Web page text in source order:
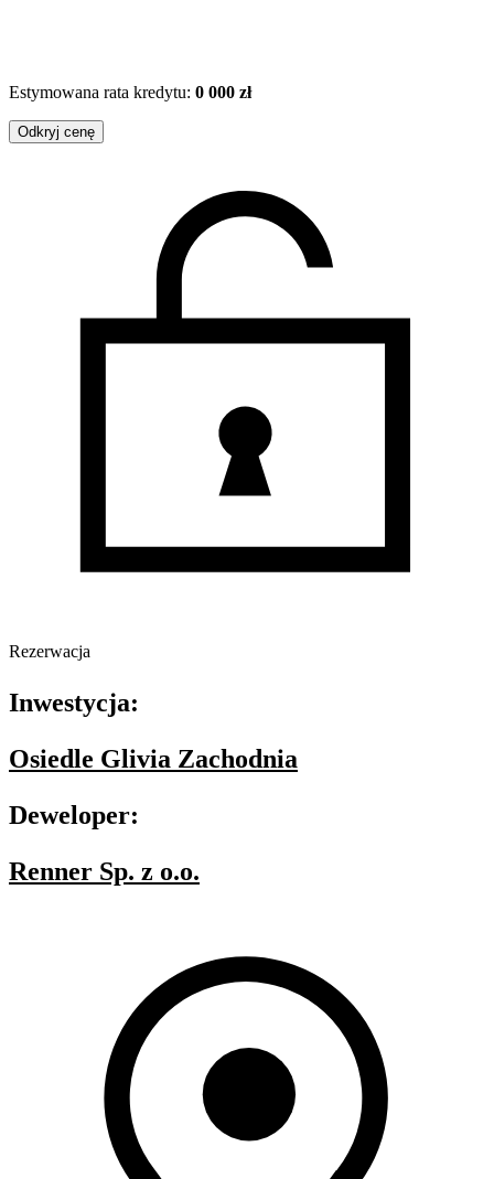
Estymowana rata kredytu: 0 000 zł
Odkryj cenę
Rezerwacja
Inwestycja:
Osiedle Glivia Zachodnia
Deweloper:
Renner Sp. z o.o.